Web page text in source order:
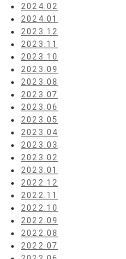
2024.02
2024.01
2023.12
2023.11
2023.10
2023.09
2023.08
2023.07
2023.06
2023.05
2023.04
2023.03
2023.02
2023.01
2022.12
2022.11
2022.10
2022.09
2022.08
2022.07